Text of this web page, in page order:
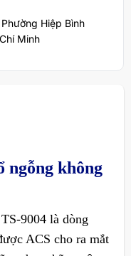
Hiệp Bình
Minh
ngỗng không
9004 là dòng
ACS cho ra mắt